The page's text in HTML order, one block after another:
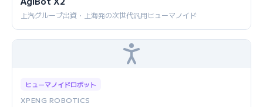
上汽グループ出資・上海発の次世代汎用ヒューマノイド
ヒューマノイドロボット
XPENG ROBOTICS